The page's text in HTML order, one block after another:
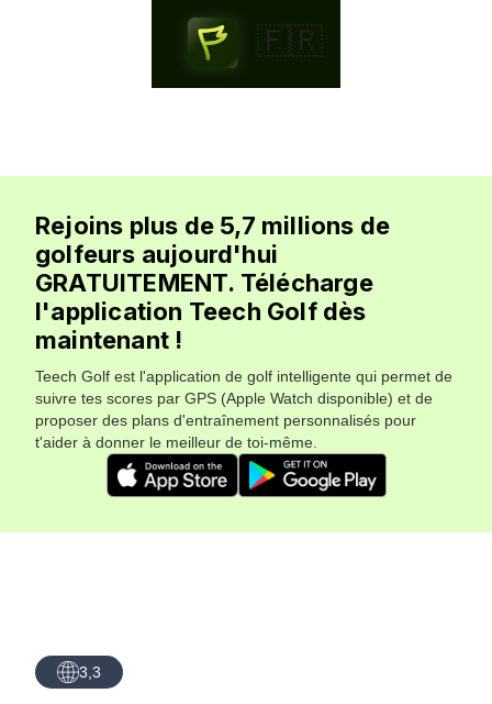
🇫🇷
Rejoins plus de 5,7 millions de
golfeurs aujourd'hui
GRATUITEMENT. Télécharge
l'application Teech Golf dès
maintenant !
Teech Golf est l'application de golf intelligente qui permet de
suivre tes scores par GPS (Apple Watch disponible) et de
proposer des plans d'entraînement personnalisés pour
t'aider à donner le meilleur de toi-même.
3,3